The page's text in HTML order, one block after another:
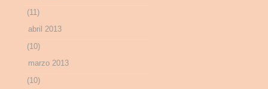
(11)
abril 2013
(10)
marzo 2013
(10)